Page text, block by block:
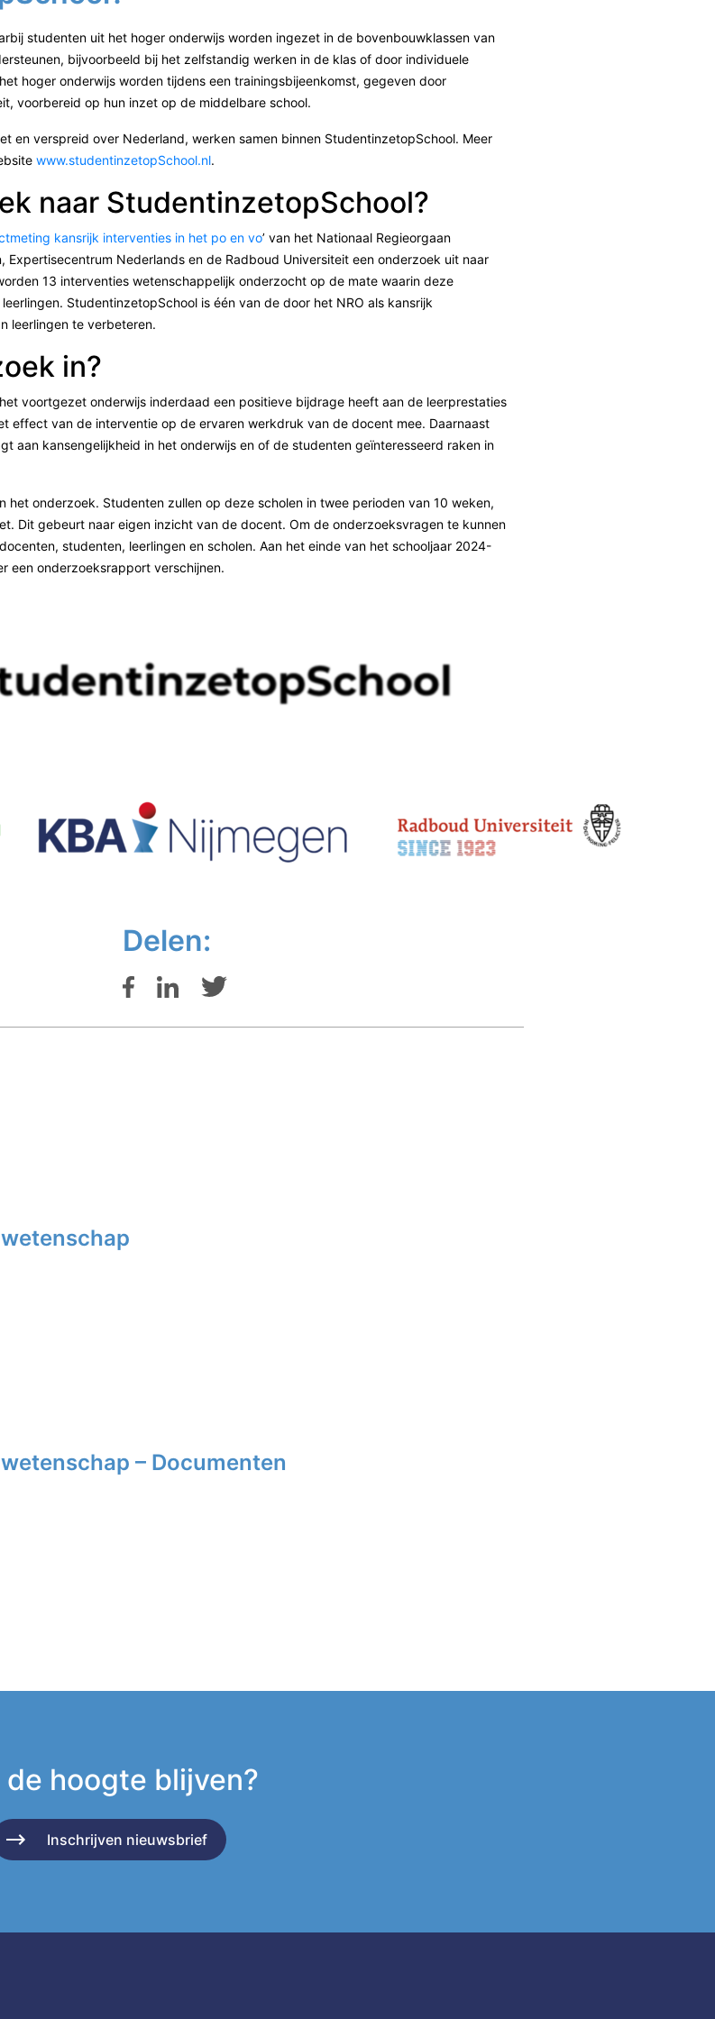
studenten uit het hoger onderwijs worden ingezet in de bovenbouwklassen van
bijvoorbeeld bij het zelfstandig werken in de klas of door individuele
hoger onderwijs worden tijdens een trainingsbijeenkomst, gegeven door
voorbereid op hun inzet op de middelbare school.
en verspreid over Nederland, werken samen binnen StudentinzetopSchool. Meer
www.studentinzetopSchool.nl.
naar StudentinzetopSchool?
kansrijk interventies in het po en vo’ van het Nationaal Regieorgaan
Expertisecentrum Nederlands en de Radboud Universiteit een onderzoek uit naar
13 interventies wetenschappelijk onderzocht op de mate waarin deze
StudentinzetopSchool is één van de door het NRO als kansrijk
leerlingen te verbeteren.
in?
voortgezet onderwijs inderdaad een positieve bijdrage heeft aan de leerprestaties
effect van de interventie op de ervaren werkdruk van de docent mee. Daarnaast
aan kansengelijkheid in het onderwijs en of de studenten geïnteresseerd raken in
het onderzoek. Studenten zullen op deze scholen in twee perioden van 10 weken,
Dit gebeurt naar eigen inzicht van de docent. Om de onderzoeksvragen te kunnen
studenten, leerlingen en scholen. Aan het einde van het schooljaar 2024-
een onderzoeksrapport verschijnen.
Delen:
– Documenten
de hoogte blijven?
Inschrijven nieuwsbrief